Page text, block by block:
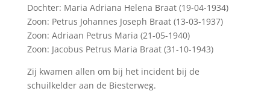
Dochter: Maria Adriana Helena Braat (19-04-1934)
Zoon: Petrus Johannes Joseph Braat (13-03-1937)
Zoon: Adriaan Petrus Maria (21-05-1940)
Zoon: Jacobus Petrus Maria Braat (31-10-1943)
Zij kwamen allen om bij het incident bij de
schuilkelder aan de Biesterweg.